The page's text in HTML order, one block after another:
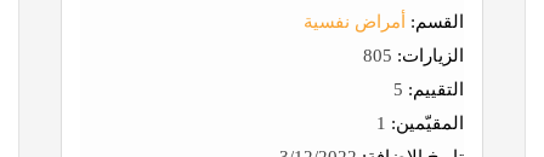
القسم:
أمراض نفسية
الزيارات:
التقييم:
المقيّمين: